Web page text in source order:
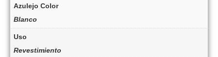
Azulejo Color
Blanco
Uso
Revestimiento